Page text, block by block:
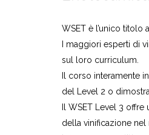
WSET è l’unico
I maggiori esperti di
sul loro curriculum.
Il corso interamente
del Level 2 o
Il WSET Level 3
della vinificazione